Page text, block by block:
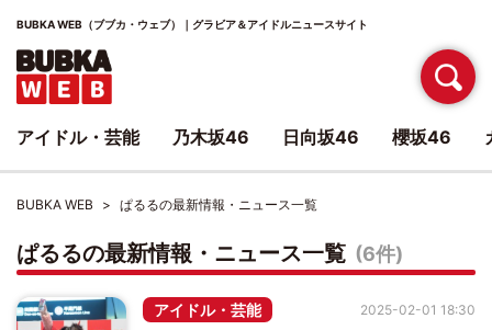
BUBKA WEB（ブブカ・ウェブ）｜グラビア＆アイドルニュースサイト
BUBKA WEB ぱるるの最新情報・ニュース一覧
ぱるるの最新情報・ニュース一覧 (6件)
アイドル・芸能 2025-02-01 18:30
アイドル・芸能 乃木坂46 日向坂46 櫻坂46